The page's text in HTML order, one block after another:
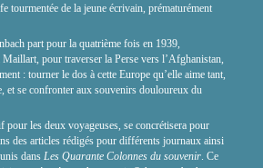
tourmentée de la jeune écrivain, prématurément
part pour la quatrième fois en 1939,
Maillart, pour traverser la Perse vers l’Afghanistan,
: tourner le dos à cette Europe qu’elle aime tant,
et se confronter aux souvenirs douloureux du
pour les deux voyageuses, se concrétisera pour
des articles rédigés pour différents journaux ainsi
dans Les Quarante Colonnes du souvenir . Ce